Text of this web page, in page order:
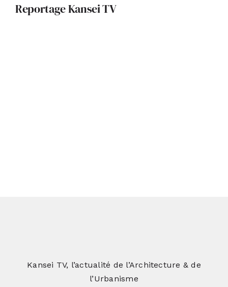
Reportage Kansei TV
Kansei TV, l’actualité de l’Architecture & de
l’Urbanisme